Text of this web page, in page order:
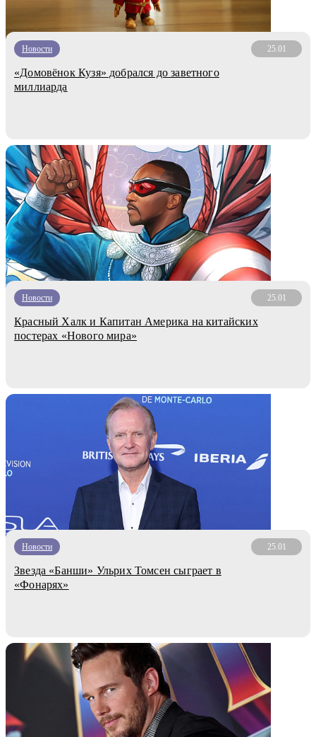
Новости 25.01
«Домовёнок Кузя» добрался до заветного
миллиарда
Новости 25.01
Красный Халк и Капитан Америка на китайских
постерах «Нового мира»
Новости 25.01
Звезда «Банши» Ульрих Томсен сыграет в
«Фонарях»